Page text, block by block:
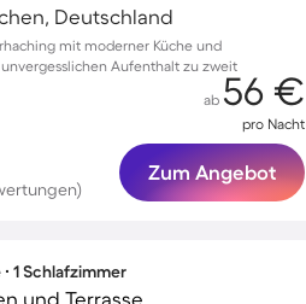
Deutschland
mit moderner Küche und
Aufenthalt zu zweit
ab 56 €
pro Nacht
Zum Angebot
1 Schlafzimmer
und Terrasse